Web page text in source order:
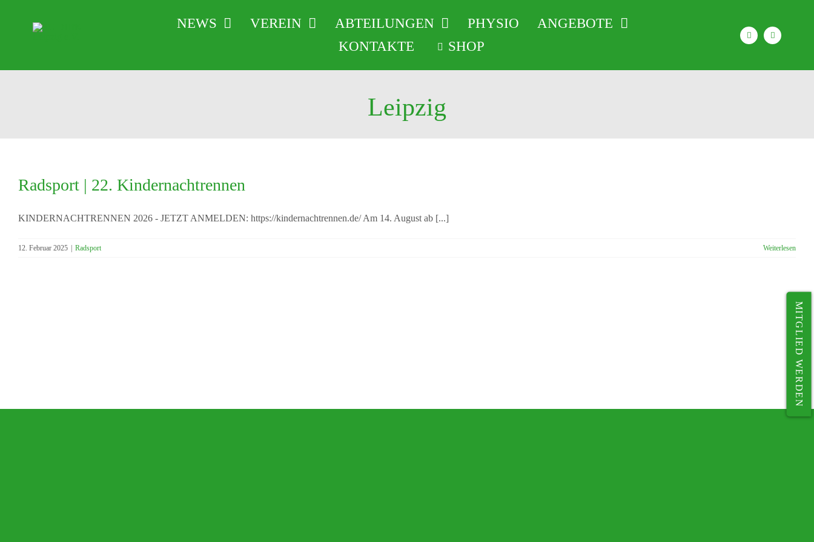
MITGLIED WERDEN
NEWS VEREIN ABTEILUNGEN PHYSIO
ANGEBOTE
KONTAKTE
SHOP
Leipzig
Radsport | 22. Kindernachtrennen
KINDERNACHTRENNEN 2026 - JETZT ANMELDEN: https://kindernachtrennen.de/ Am 14. August ab [...]
12. Februar 2025 | Radsport Weiterlesen